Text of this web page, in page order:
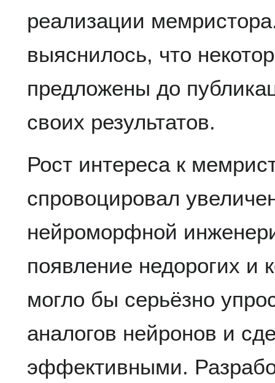
реализации
выяснилось, что
предложены до
своих результатов.
Рост интереса к
спровоцировал
нейроморфной
появление недорогих и
могло бы серьёзно
аналогов нейронов и
эффективными.